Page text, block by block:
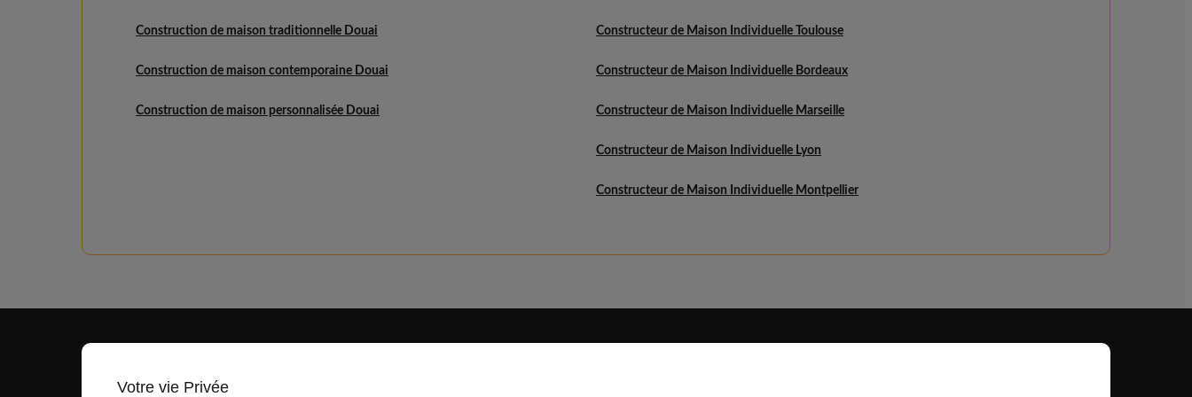
Construction de maison traditionnelle Douai
Construction de maison contemporaine Douai
Construction de maison personnalisée Douai
Constructeur de Maison Individuelle Toulouse
Constructeur de Maison Individuelle Bordeaux
Constructeur de Maison Individuelle Marseille
Constructeur de Maison Individuelle Lyon
Constructeur de Maison Individuelle Montpellier
Votre vie Privée